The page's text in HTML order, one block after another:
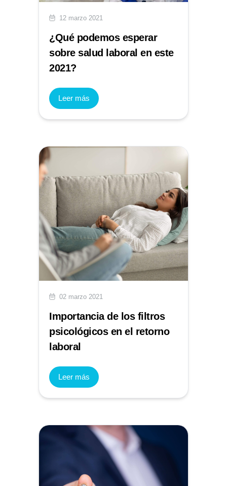
12 marzo 2021
¿Qué podemos esperar
sobre salud laboral en este
2021?
Leer más
02 marzo 2021
Importancia de los filtros
psicológicos en el retorno
laboral
Leer más